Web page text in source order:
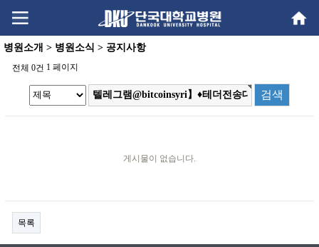
content
menu
병원소개 > 병원소식 > 공지사항
전체 0건 1 페이지
게시물이 없습니다.
목록